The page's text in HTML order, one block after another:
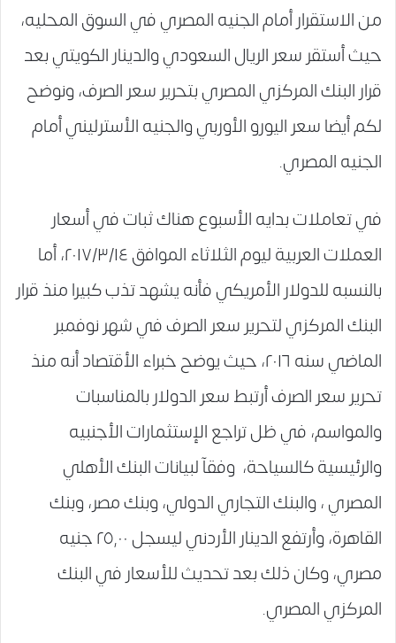
من الاستقرار أمام الجنيه المصري في السوق المحليه،
حيث أستقر سعر الريال السعودي والدينار الكويتي بعد
قرار البنك المركزي المصري بتحرير سعر الصرف، ونوضح
لكم أيضا سعر اليورو الأوربي والجنيه الأسترليني أمام
الجنيه المصري.
في تعاملات بدايه الأسبوع هناك ثبات في أسعار
العملات العربية ليوم الثلاثاء الموافق ٢٠١٧/٣/١٤، أما
بالنسبه للدولار الأمريكي فأنه يشهد تذب كبيرا منذ قرار
البنك المركزي لتحرير سعر الصرف في شهر نوفمبر
الماضي سنه ٢٠١٦، حيث يوضح خبراء الأقتصاد أنه منذ
تحرير سعر الصرف أرتبط سعر الدولار بالمناسبات
والمواسم، في ظل تراجع الإستثمارات الأجنبيه
والرئيسية كالسياحة، وفقآ لبيانات البنك الأهلي
المصري ، والبنك التجاري الدولي، وبنك مصر، وبنك
القاهرة، وأرتفع الدينار الأردني ليسجل ٢٥,٠٠ جنيه
مصري، وكان ذلك بعد تحديث للأسعار في البنك
المركزي المصري.